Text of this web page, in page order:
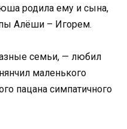
родила ему и сына,
Алёши – Игорем.
семьи, — любил
маленького
пацана симпатичного